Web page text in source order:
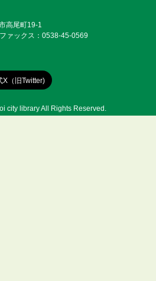
高尾町19-1
ァックス：0538-45-0569
X（旧Twitter)
city library All Rights Reserved.